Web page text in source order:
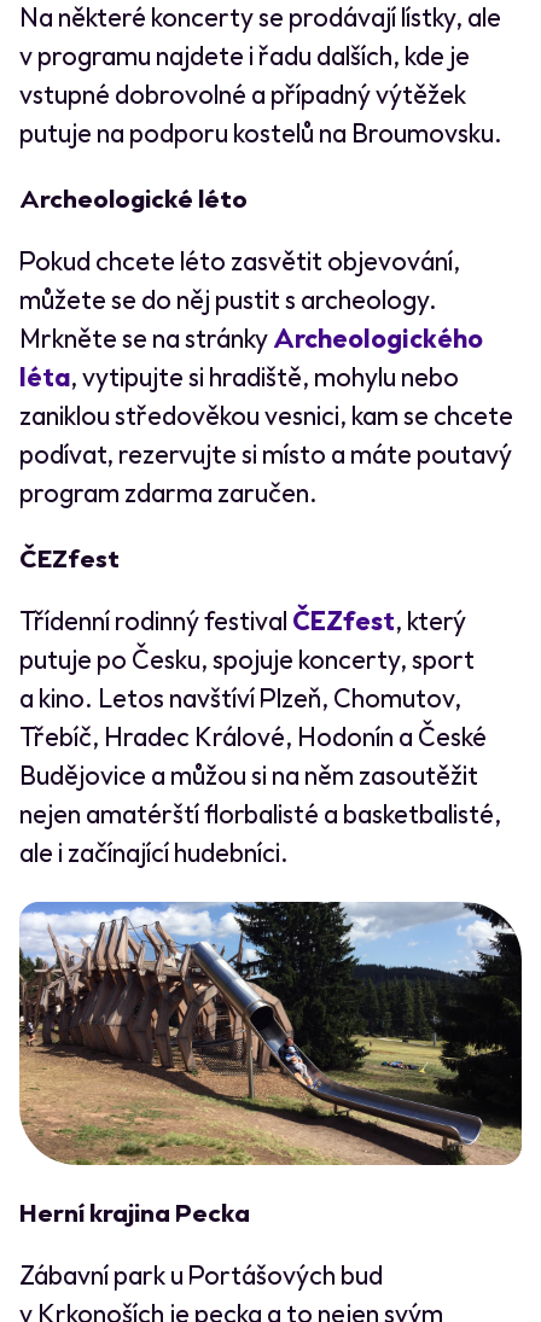
Na některé koncerty se prodávají lístky, ale
v programu najdete i řadu dalších, kde je
vstupné dobrovolné a případný výtěžek
putuje na podporu kostelů na Broumovsku.
Archeologické léto
Pokud chcete léto zasvětit objevování,
můžete se do něj pustit s archeology.
Mrkněte se na stránkyArcheologického
léta, vytipujte si hradiště, mohylu nebo
zaniklou středověkou vesnici, kam se chcete
podívat, rezervujte si místo a máte poutavý
program zdarma zaručen.
ČEZfest
Třídenní rodinný festival ČEZfest, který
putuje po Česku, spojuje koncerty, sport
a kino. Letos navštíví Plzeň, Chomutov,
Třebíč, Hradec Králové, Hodonín a České
Budějovice a můžou si na něm zasoutěžit
nejen amatérští florbalisté a basketbalisté,
ale i začínající hudebníci.
Herní krajina Pecka
Zábavní park u Portášových bud
v Krkonoších je pecka a to nejen svým